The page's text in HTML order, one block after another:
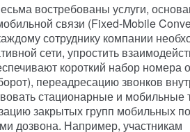
востребованы услуги,
связи (Fixed-Mobile
сотруднику компании
сети, упростить
короткий набор номера
переадресацию звонков
стационарные и
закрытых групп мобильных
дозвона. Например, участникам